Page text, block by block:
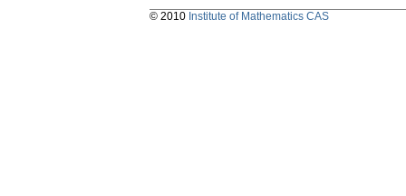
© 2010 Institute of Mathematics CAS